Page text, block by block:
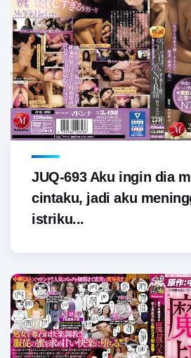
JUQ-693 Aku ingin dia
cintaku, jadi aku
istriku...